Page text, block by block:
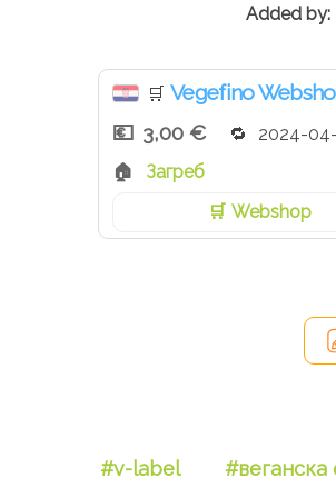
🛒 Vegefino
3,00 €
2024-
Загреб
Webshop
#v-label #веганска